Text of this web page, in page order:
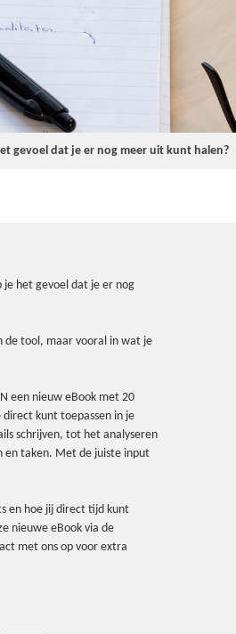
gevoel dat je er nog meer uit kunt halen?
je het gevoel dat je er nog
de tool, maar vooral in wat je
een nieuw eBook met 20
kunt toepassen in je
schrijven, tot het analyseren
en taken. Met de juiste input
en hoe jij direct tijd kunt
nieuwe eBook via de
met ons op voor extra